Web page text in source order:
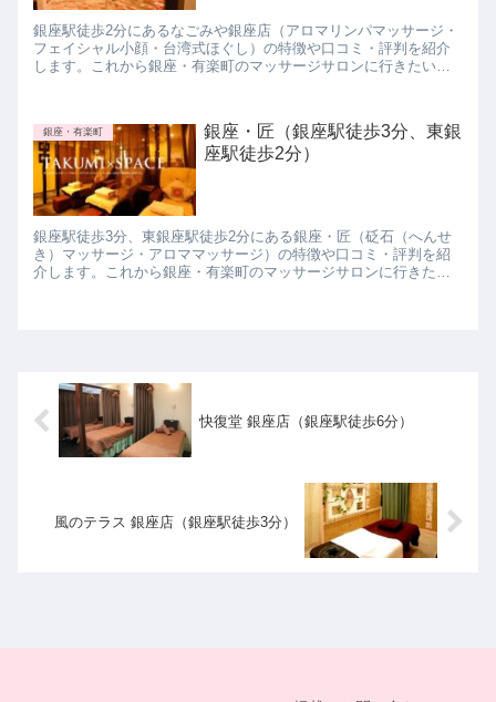
銀座駅徒歩2分にあるなごみや銀座店（アロマリンパマッサージ・
フェイシャル小顔・台湾式ほぐし）の特徴や口コミ・評判を紹介
します。これから銀座・有楽町のマッサージサロンに行きたいと
銀座・有楽町
銀座・匠（銀座駅徒歩3分、東銀
座駅徒歩2分）
銀座駅徒歩3分、東銀座駅徒歩2分にある銀座・匠（砭石（へんせ
き）マッサージ・アロママッサージ）の特徴や口コミ・評判を紹
介します。これから銀座・有楽町のマッサージサロンに行きたい
快復堂 銀座店（銀座駅徒歩6分）
風のテラス 銀座店（銀座駅徒歩3分）